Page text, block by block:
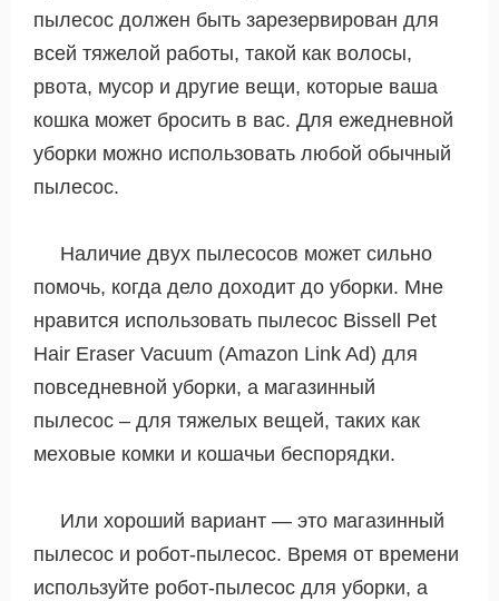
пылесос должен быть зарезервирован для
всей тяжелой работы, такой как волосы,
рвота, мусор и другие вещи, которые ваша
кошка может бросить в вас. Для ежедневной
уборки можно использовать любой обычный
пылесос.
Наличие двух пылесосов может сильно
помочь, когда дело доходит до уборки. Мне
нравится использовать пылесос Bissell Pet
Hair Eraser Vacuum (Amazon Link Ad) для
повседневной уборки, а магазинный
пылесос – для тяжелых вещей, таких как
меховые комки и кошачьи беспорядки.
Или хороший вариант — это магазинный
пылесос и робот-пылесос. Время от времени
используйте робот-пылесос для уборки, а